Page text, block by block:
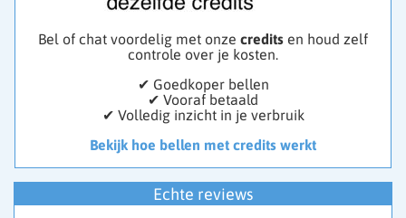
Bel of chat voordelig met onze credits en houd zelf
controle over je kosten.
✔ Goedkoper bellen
✔ Vooraf betaald
✔ Volledig inzicht in je verbruik
Bekijk hoe bellen met credits werkt
Echte reviews